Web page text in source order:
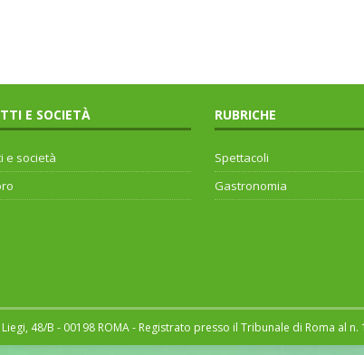
E SOCIETÀ
e società
RUBRICHE
Spettacoli
Gastronomia
48/B - 00198 ROMA - Registrato presso il Tribunale di Roma al n.